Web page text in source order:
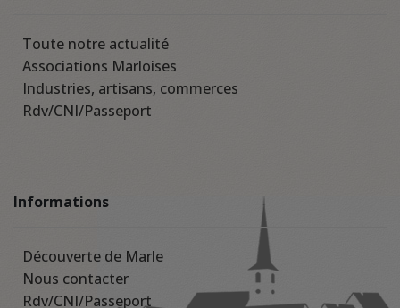
Toute notre actualité
Associations Marloises
Industries, artisans, commerces
Rdv/CNI/Passeport
Informations
Découverte de Marle
Nous contacter
Rdv/CNI/Passeport